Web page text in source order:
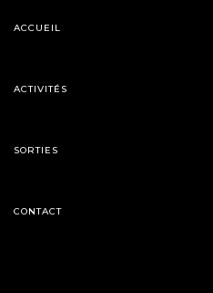
ACCUEIL
ACTIVITÉS
SORTIES
CONTACT